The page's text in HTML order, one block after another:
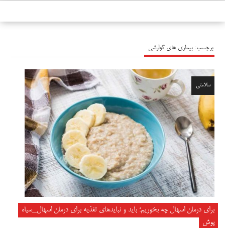
سیاه پوش
برچسب: بیماری های گوارشی
سلامتی
برای درمان اسهال چه بخوریم؛ باید و نباید‌های تغذیه برای درمان اسهال_سیاه
پوش